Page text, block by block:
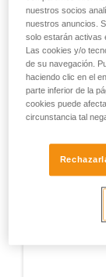
Mantenga
por encima del
nuestros socios
nuestros anuncios.
solo estarán activas
Las cookies y/o
de su navegación.
haciendo clic en el
parte inferior de la
cookies puede
circunstancia tal